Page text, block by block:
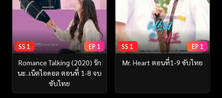
SS 1 EP 1
Romance Talking (2020) รัก
นะ..เน็ตไอดอล ตอนที่ 1-8 จบ
ซับไทย
SS 1 EP 1
Mr. Heart ตอนที่1-9 ซับไทย